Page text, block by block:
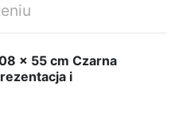
x 55 cm Czarna
i